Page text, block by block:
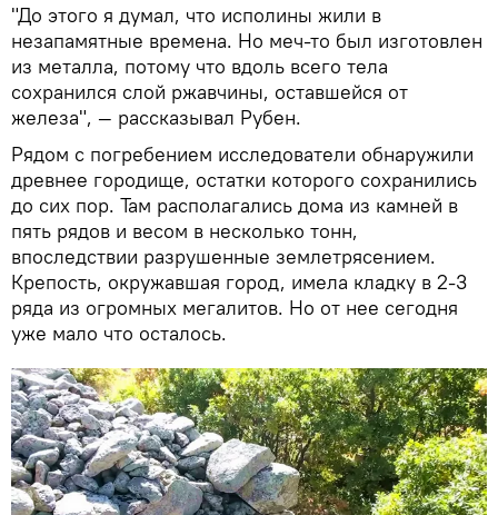
"До этого я думал, что исполины жили в
незапамятные времена. Но меч-то был изготовлен
из металла, потому что вдоль всего тела
сохранился слой ржавчины, оставшейся от
железа", — рассказывал Рубен.
Рядом с погребением исследователи обнаружили
древнее городище, остатки которого сохранились
до сих пор. Там располагались дома из камней в
пять рядов и весом в несколько тонн,
впоследствии разрушенные землетрясением.
Крепость, окружавшая город, имела кладку в 2-3
ряда из огромных мегалитов. Но от нее сегодня
уже мало что осталось.